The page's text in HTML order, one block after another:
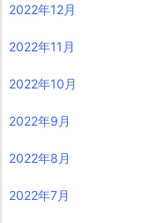
2022年12月
2022年11月
2022年10月
2022年9月
2022年8月
2022年7月